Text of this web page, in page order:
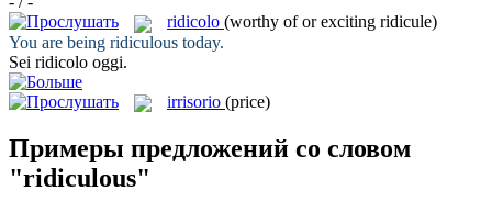
ridicolo (worthy of or exciting ridicule)
You are being ridiculous today.
Sei ridicolo oggi.
irrisorio (price)
Примеры предложений со словом
"ridiculous"